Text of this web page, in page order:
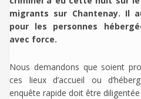
migrants sur Chantenay. Il
pour les personnes
avec force.
Nous demandons que soient
ces lieux d’accueil ou
enquête rapide doit être